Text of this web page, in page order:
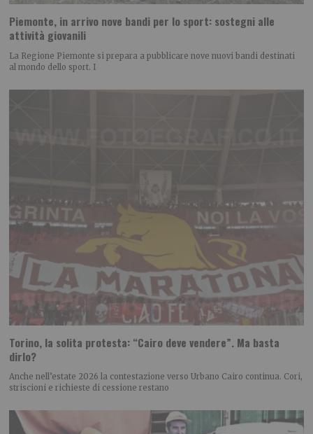
Piemonte, in arrivo nove bandi per lo sport: sostegni alle
attività giovanili
La Regione Piemonte si prepara a pubblicare nove nuovi bandi destinati
al mondo dello sport. I
Torino, la solita protesta: “Cairo deve vendere”. Ma basta
dirlo?
Anche nell’estate 2026 la contestazione verso Urbano Cairo continua. Cori,
striscioni e richieste di cessione restano